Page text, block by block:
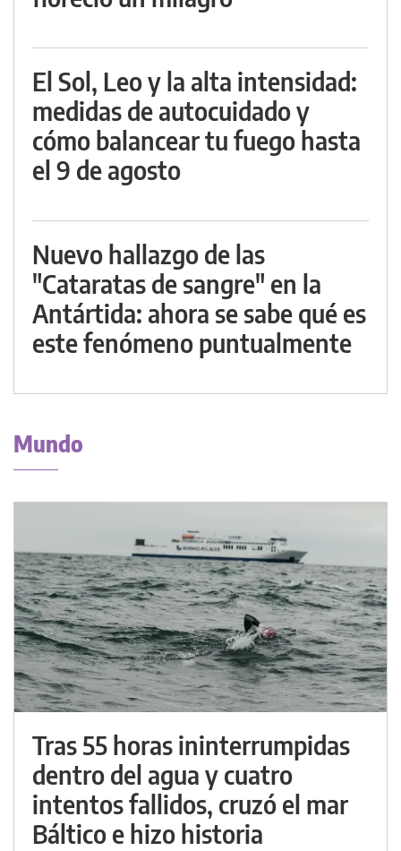
El Sol, Leo y la alta intensidad:
medidas de autocuidado y
cómo balancear tu fuego hasta
el 9 de agosto
Nuevo hallazgo de las
"Cataratas de sangre" en la
Antártida: ahora se sabe qué es
este fenómeno puntualmente
Mundo
Tras 55 horas ininterrumpidas
dentro del agua y cuatro
intentos fallidos, cruzó el mar
Báltico e hizo historia